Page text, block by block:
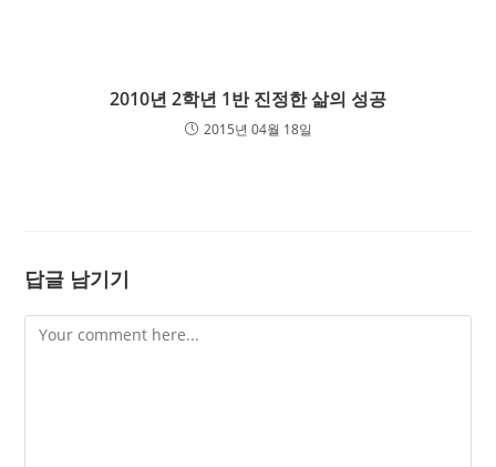
2010년 2학년 1반 진정한 삶의 성공
2015년 04월 18일
답글 남기기
Comment